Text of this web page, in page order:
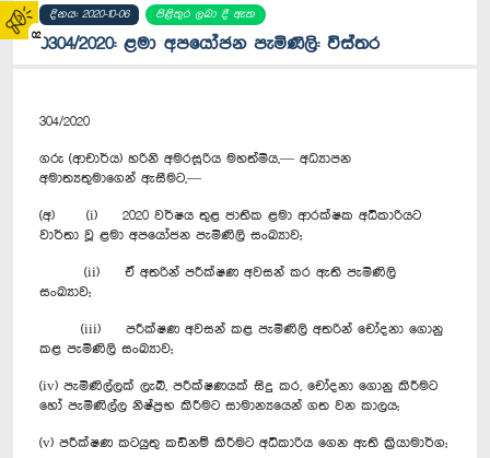
02
දිනය: 2020-10-06 පිළිතුර ලබා දී ඇත
0304/2020: ළමා අපයෝජන පැමිණිලි: විස්තර
304/2020
ගරු (ආචාර්ය) හරිනි අමරසූරිය මහත්මිය,— අධ්‍යාපන
අමාත්‍යතුමාගෙන් ඇසීමට,—
(අ) (i) 2020 වර්ෂය තුළ ජාතික ළමා ආරක්ෂක අධිකාරියට
වාර්තා වූ ළමා අපයෝජන පැමිණිලි සංඛ්‍යාව;
(ii) ඒ අතරින් පරීක්ෂණ අවසන් කර ඇති පැමිණිලි
සංඛ්‍යාව;
(iii) පරීක්ෂණ අවසන් කළ පැමිණිලි අතරින් චෝදනා ගොනු
කළ පැමිණිලි සංඛ්‍යාව;
(iv) පැමිණිල්ලක් ලැබී, පරීක්ෂණයක් සිදු කර, චෝදනා ගොනු කිරීමට
හෝ පැමිණිල්ල නිෂ්ප්‍රභ කිරීමට සාමාන්‍යයෙන් ගත වන කාලය;
(v) පරීක්ෂණ කටයුතු කඩිනම් කිරීමට අධිකාරිය ගෙන ඇති ක්‍රියාමාර්ග;